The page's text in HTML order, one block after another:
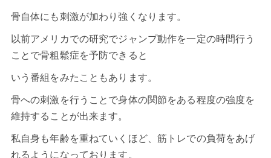
骨自体にも刺激が加わり強くなります。
以前アメリカでの研究でジャンプ動作を一定の時間行う
ことで骨粗鬆症を予防できると
いう番組をみたこともあります。
骨への刺激を行うことで身体の関節をある程度の強度を
維持することが出来ます。
私自身も年齢を重ねていくほど、筋トレでの負荷をあげ
れるようになっております。